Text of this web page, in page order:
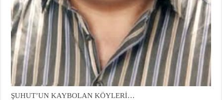
ŞUHUT’UN KAYBOLAN KÖYLERİ…